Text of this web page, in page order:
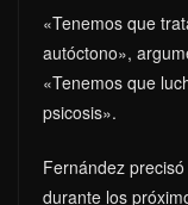
«Tenemos que
autóctono»,
«Tenemos que
psicosis».
Fernández
durante los